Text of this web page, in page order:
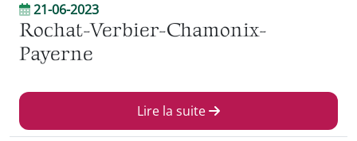
21-06-2023
Rochat-Verbier-Chamonix-
Payerne
Lire la suite